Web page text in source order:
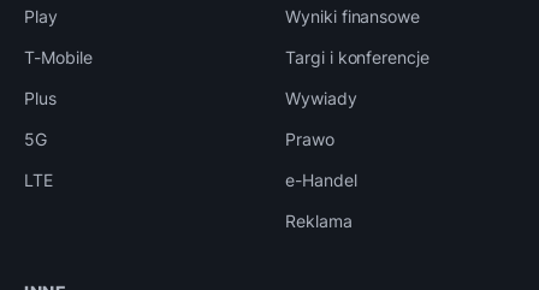
Play
T-Mobile
Plus
5G
LTE
Wyniki finansowe
Targi i konferencje
Wywiady
Prawo
e-Handel
Reklama